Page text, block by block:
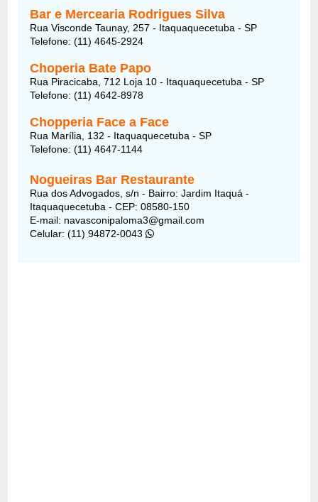
Bar e Mercearia Rodrigues Silva
Rua Visconde Taunay, 257 - Itaquaquecetuba - SP
Telefone: (11) 4645-2924
Choperia Bate Papo
Rua Piracicaba, 712 Loja 10 - Itaquaquecetuba - SP
Telefone: (11) 4642-8978
Chopperia Face a Face
Rua Marília, 132 - Itaquaquecetuba - SP
Telefone: (11) 4647-1144
Nogueiras Bar Restaurante
Rua dos Advogados, s/n - Bairro: Jardim Itaquá -
Itaquaquecetuba - CEP: 08580-150
E-mail: navasconipaloma3@gmail.com
Celular: (11) 94872-0043